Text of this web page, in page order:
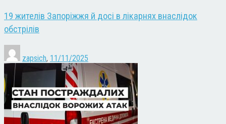
19 жителів Запоріжжя й досі в лікарнях внаслідок
обстрілів
zapsich, 11/11/2025